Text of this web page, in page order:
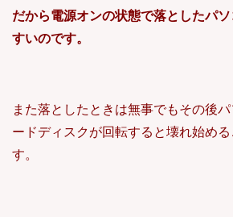
だから電源オンの状態で落としたパ
すいのです。
また落としたときは無事でもその後
ードディスクが回転すると壊れ始め
す。